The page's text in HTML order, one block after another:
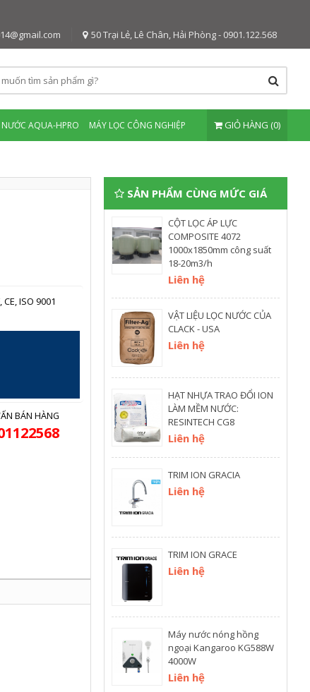
50 Trại Lẻ, Lê Chân, Hải Phòng - 0901.122.568
NƯỚC AQUA-HPRO MÁY LỌC CÔNG NGHIỆP GIỎ HÀNG (0)
CE, ISO 9001
BÁN HÀNG
SẢN PHẨM CÙNG MỨC GIÁ
CỘT LỌC ÁP LỰC
COMPOSITE 4072
1000x1850mm công suất
18-20m3/h
Liên hệ
VẬT LIỆU LỌC NƯỚC CỦA
CLACK - USA
Liên hệ
HẠT NHỰA TRAO ĐỔI ION
LÀM MỀM NƯỚC:
RESINTECH CG8
Liên hệ
TRIM ION GRACIA
Liên hệ
TRIM ION GRACE
Liên hệ
Máy nước nóng hồng
ngoại Kangaroo KG588W
4000W
Liên hệ